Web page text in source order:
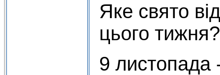
Яке свято
цього тижня?
9 листопада